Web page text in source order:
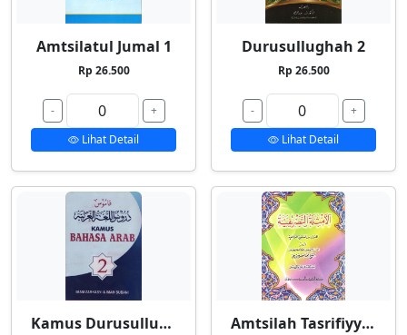
Amtsilatul Jumal 1
Rp 26.500
-
+
Lihat Detail
Durusullughah 2
Rp 26.500
-
+
Lihat Detail
Kamus Durusullughah 2 Amtsilah Tasrifiyyah Kecil